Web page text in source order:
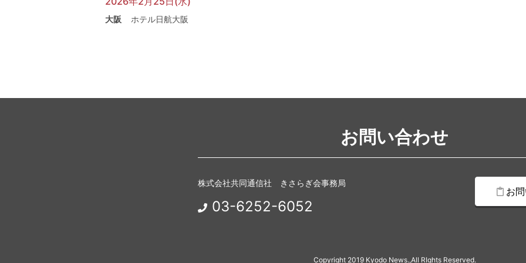
大阪 ホテル日航大阪
お問い合わせ
株式会社共同通信社 きさらぎ会事務局
03-6252-6052
お
Copyright 2019 Kyodo News.,All RIghts Reserved.